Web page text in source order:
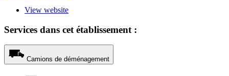
View website
Services dans cet établissement :
Camions de déménagement